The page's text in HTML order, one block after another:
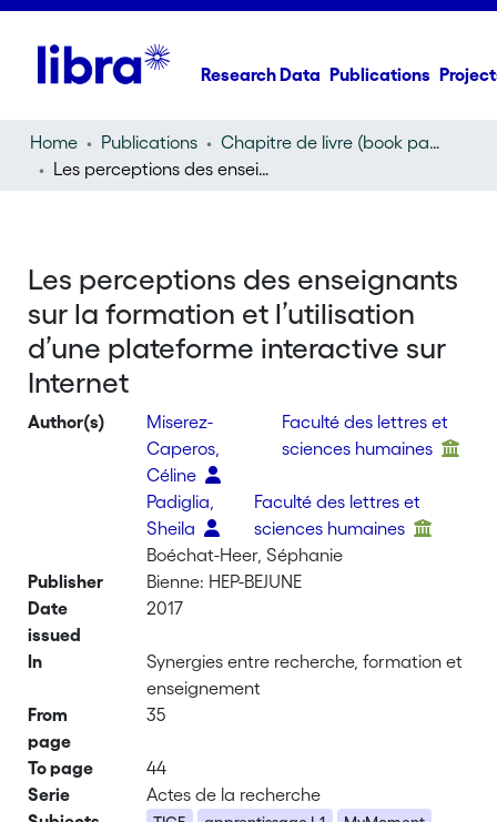
Research Data Publications
Home Publications
Chapitre de livre (book part)
Les perceptions des enseignants sur la formation et l’utilisation d’une plateforme interactive sur Internet
Les perceptions des enseignants
sur la formation et l’utilisation
d’une plateforme interactive sur
Internet
Author(s)
Miserez-
Caperos,
Céline
Faculté des lettres et
sciences humaines
Padiglia,
Sheila
Faculté des lettres et
sciences humaines
Boéchat-Heer, Séphanie
Publisher
Bienne: HEP-BEJUNE
Date
issued
2017
In
Synergies entre recherche, formation et
enseignement
From
page
35
To page
44
Serie
Actes de la recherche